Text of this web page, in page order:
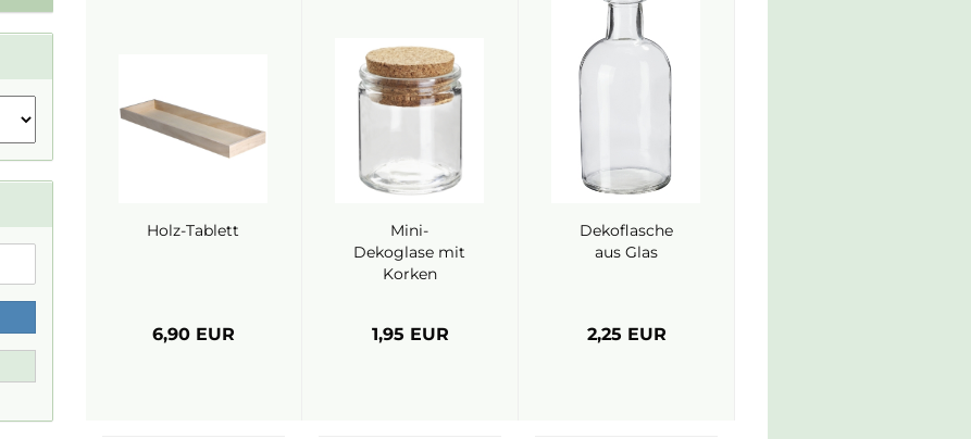
Holz-Tablett
6,90 EUR
Mini-
Dekoglase mit
Korken
1,95 EUR
Dekoflasche
aus Glas
2,25 EUR